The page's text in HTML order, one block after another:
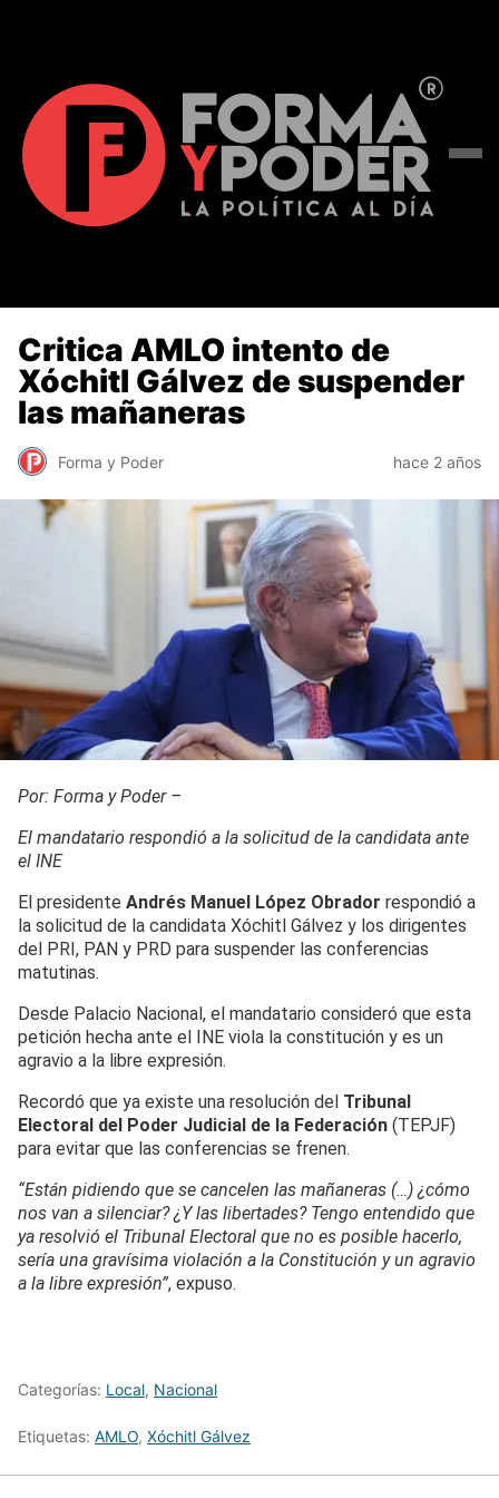
Critica AMLO intento de
Xóchitl Gálvez de suspender
las mañaneras
Forma y Poder hace 2 años
Por: Forma y Poder –
El mandatario respondió a la solicitud de la candidata ante
el INE
El presidente Andrés Manuel López Obrador respondió a
la solicitud de la candidata Xóchitl Gálvez y los dirigentes
del PRI, PAN y PRD para suspender las conferencias
matutinas.
Desde Palacio Nacional, el mandatario consideró que esta
petición hecha ante el INE viola la constitución y es un
agravio a la libre expresión.
Recordó que ya existe una resolución del Tribunal
Electoral del Poder Judicial de la Federación (TEPJF)
para evitar que las conferencias se frenen.
“Están pidiendo que se cancelen las mañaneras (…) ¿cómo
nos van a silenciar? ¿Y las libertades? Tengo entendido que
ya resolvió el Tribunal Electoral que no es posible hacerlo,
sería una gravísima violación a la Constitución y un agravio
a la libre expresión”, expuso.
Categorías: Local, Nacional
Etiquetas: AMLO, Xóchitl Gálvez